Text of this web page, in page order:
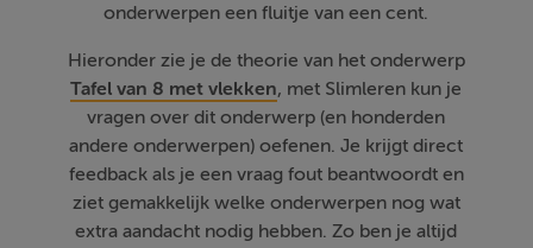
onderwerpen een fluitje van een cent.
Hieronder zie je de theorie van het onderwerp
Tafel van 8 met vlekken, met Slimleren kun je
vragen over dit onderwerp (en honderden
andere onderwerpen) oefenen. Je krijgt direct
feedback als je een vraag fout beantwoordt en
ziet gemakkelijk welke onderwerpen nog wat
extra aandacht nodig hebben. Zo ben je altijd